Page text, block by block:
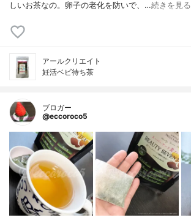
しいお茶なの。卵子の老化を防いで、…続きを見る
アールクリエイト
妊活ベビ待ち茶
ブロガー
@eccoroco5